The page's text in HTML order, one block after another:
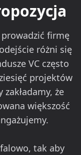
prowadzić firmę
różni się
VC często
projektów
że
większość
tak aby